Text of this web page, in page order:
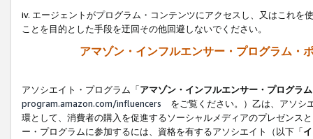
iv. エージェントがプログラム・コンテンツにアクセスし、又はこれ
ことを目的とした手段を迂回その他回避しないでください。
アマゾン・インフルエンサー・プログラム・
アソシエイト・プログラム「アマゾン・インフルエンサー・プログラム
program.amazon.com/influencers をご覧ください。）乙は、アソシ
環として、消費者の購入を促進するソーシャルメディアのプレゼンス
ー・プログラムに参加するには、資格を有するアソシエイト（以下「